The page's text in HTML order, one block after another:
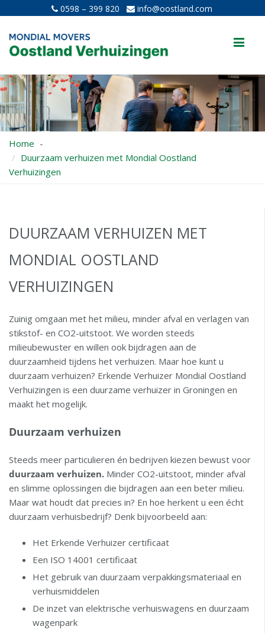
0598 – 399 820 info@oostland.com
Home
Duurzaam verhuizen met Mondial Oostland
Verhuizingen
DUURZAAM VERHUIZEN MET
MONDIAL OOSTLAND
VERHUIZINGEN
Zuinig omgaan met het milieu, minder afval en verlagen van
stikstof- en CO2-uitstoot. We worden steeds
milieubewuster en willen ook bijdragen aan de
duurzaamheid tijdens het verhuizen. Maar hoe kunt u
duurzaam verhuizen? Erkende Verhuizer Mondial Oostland
Verhuizingen is een duurzame verhuizer in Groningen en
maakt het mogelijk.
Duurzaam verhuizen
Steeds meer particulieren én bedrijven kiezen bewust voor
duurzaam verhuizen. Minder CO2-uitstoot, minder afval
en slimme oplossingen die bijdragen aan een beter milieu.
Maar wat houdt dat precies in? En hoe herkent u een écht
duurzaam verhuisbedrijf? Denk bijvoorbeeld aan:
Het Erkende Verhuizer certificaat
Een ISO 14001 certificaat
Het gebruik van duurzaam verpakkingsmateriaal en
verhuismiddelen
De inzet van elektrische verhuiswagens en duurzaam
wagenpark